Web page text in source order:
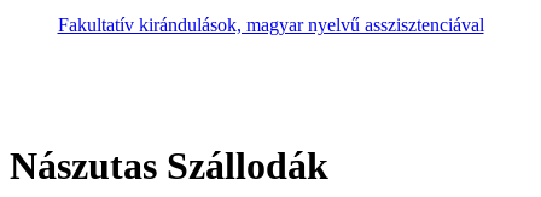
Fakultatív kirándulások, magyar nyelvű asszisztenciával
Nászutas Szállodák